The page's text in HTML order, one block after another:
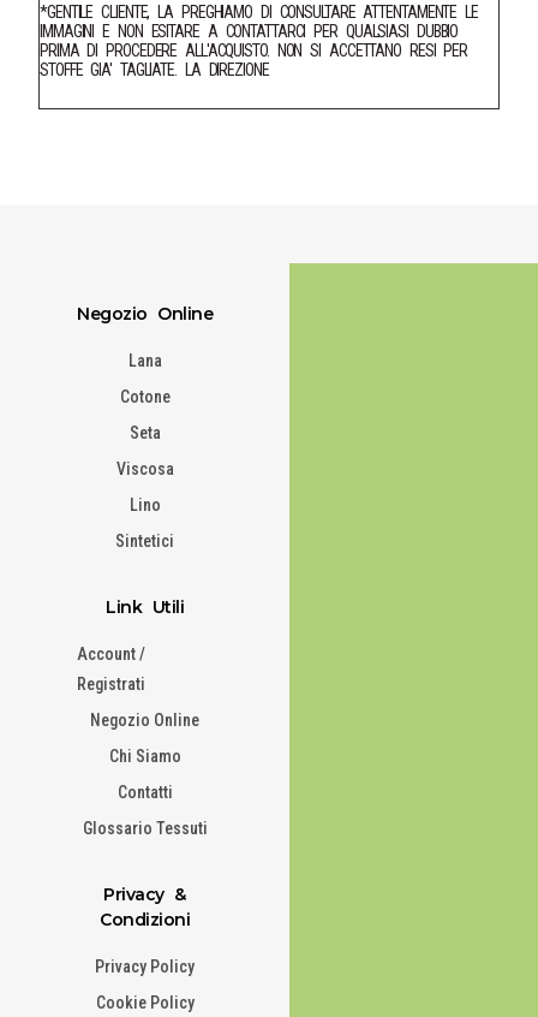
*GENTILE CLIENTE, LA PREGHIAMO DI CONSULTARE ATTENTAMENTE LE
IMMAGINI E NON ESITARE A CONTATTARCI PER QUALSIASI DUBBIO
PRIMA DI PROCEDERE ALL'ACQUISTO. NON SI ACCETTANO RESI PER
STOFFE GIA' TAGLIATE. LA DIREZIONE
Negozio Online
Lana
Cotone
Seta
Viscosa
Lino
Sintetici
Link Utili
Account /
Registrati
Negozio Online
Chi Siamo
Contatti
Glossario Tessuti
Privacy &
Condizioni
Privacy Policy
Cookie Policy